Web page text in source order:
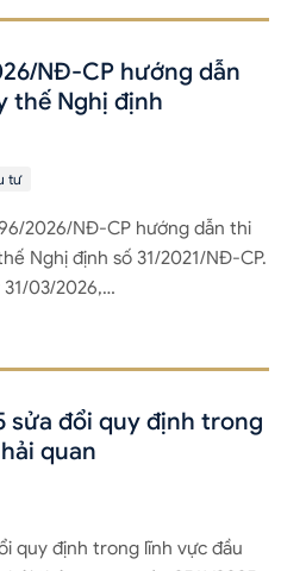
NĐ-CP hướng dẫn
thế Nghị định
tư
2026/NĐ-CP hướng dẫn thi
Nghị định số 31/2021/NĐ-CP.
03/2026,…
sửa đổi quy định trong
quan
quy định trong lĩnh vực đầu